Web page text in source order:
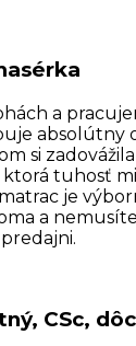
a
absolútny
si
ktorá tuhosť
je
a
CSc,